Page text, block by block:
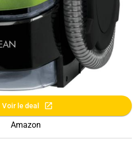
Voir le deal
Amazon